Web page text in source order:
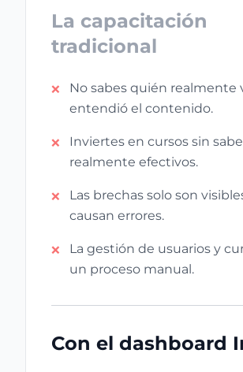
La capacitación
tradicional
❌
No sabes quién realmente
entendió el contenido.
❌
Inviertes en cursos sin
realmente efectivos.
❌
Las brechas solo son
causan errores.
❌
La gestión de usuarios y
un proceso manual.
Con el dashboard